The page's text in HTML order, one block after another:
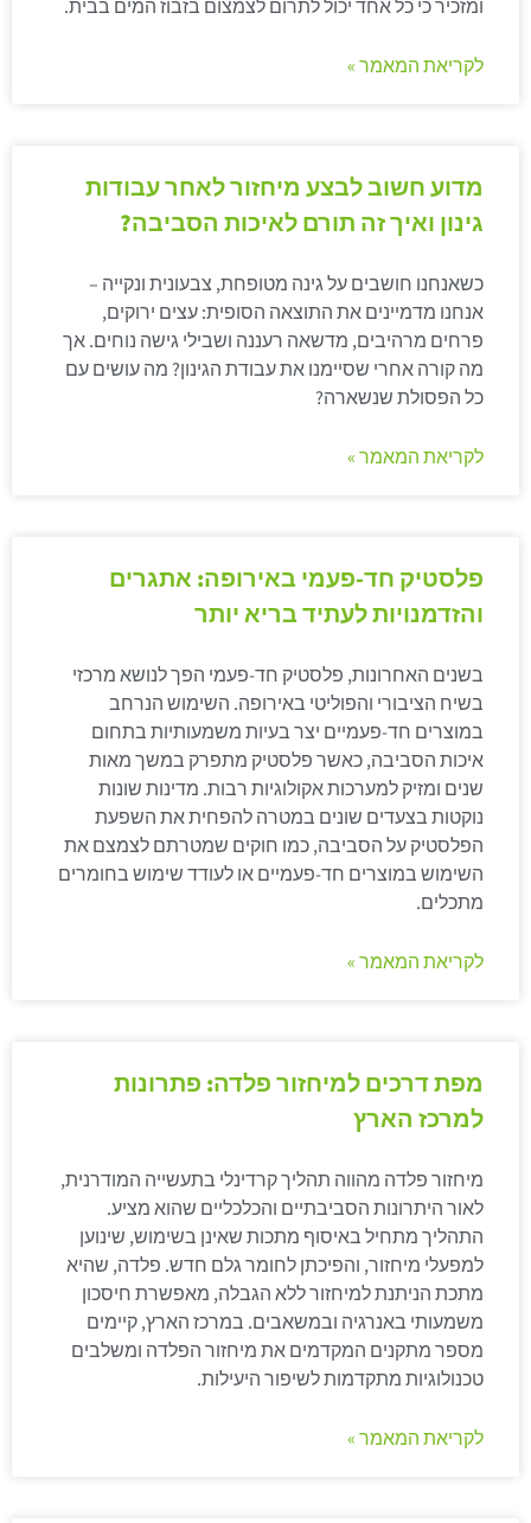
ומזכיר כי כל אחד יכול לתרום לצמצום בזבוז המים בבית.
לקריאת המאמר »
מדוע חשוב לבצע מיחזור לאחר עבודות
גינון ואיך זה תורם לאיכות הסביבה?
כשאנחנו חושבים על גינה מטופחת, צבעונית ונקייה –
אנחנו מדמיינים את התוצאה הסופית: עצים ירוקים,
פרחים מרהיבים, מדשאה רעננה ושבילי גישה נוחים. אך
מה קורה אחרי שסיימנו את עבודת הגינון? מה עושים עם
כל הפסולת שנשארה?
לקריאת המאמר »
פלסטיק חד-פעמי באירופה: אתגרים
והזדמנויות לעתיד בריא יותר
בשנים האחרונות, פלסטיק חד-פעמי הפך לנושא מרכזי
בשיח הציבורי והפוליטי באירופה. השימוש הנרחב
במוצרים חד-פעמיים יצר בעיות משמעותיות בתחום
איכות הסביבה, כאשר פלסטיק מתפרק במשך מאות
שנים ומזיק למערכות אקולוגיות רבות. מדינות שונות
נוקטות בצעדים שונים במטרה להפחית את השפעת
הפלסטיק על הסביבה, כמו חוקים שמטרתם לצמצם את
השימוש במוצרים חד-פעמיים או לעודד שימוש בחומרים
מתכלים.
לקריאת המאמר »
מפת דרכים למיחזור פלדה: פתרונות
למרכז הארץ
מיחזור פלדה מהווה תהליך קרדינלי בתעשייה המודרנית,
לאור היתרונות הסביבתיים והכלכליים שהוא מציע.
התהליך מתחיל באיסוף מתכות שאינן בשימוש, שינוען
למפעלי מיחזור, והפיכתן לחומר גלם חדש. פלדה, שהיא
מתכת הניתנת למיחזור ללא הגבלה, מאפשרת חיסכון
משמעותי באנרגיה ובמשאבים. במרכז הארץ, קיימים
מספר מתקנים המקדמים את מיחזור הפלדה ומשלבים
טכנולוגיות מתקדמות לשיפור היעילות.
לקריאת המאמר »